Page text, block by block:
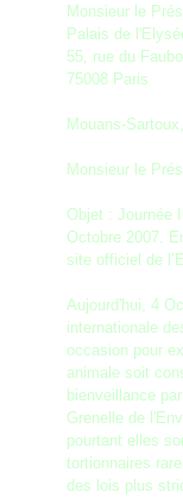
Monsieur le
Palais de
55, rue du
75008 Paris
Mouans-
Monsieur le
Objet : Journée
Octobre 2007.
site officiel de
Aujourd'hui, 4
internationale
occasion pour
animale soit
bienveillance
Grenelle de
pourtant elles
tortionnaires
des lois plus